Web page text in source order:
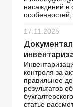
насаждений в
17.11.2025
контроля за
правильное
результатов
статье